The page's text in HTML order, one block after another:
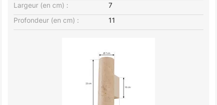
Largeur (en cm) : 7
Profondeur (en cm) : 11